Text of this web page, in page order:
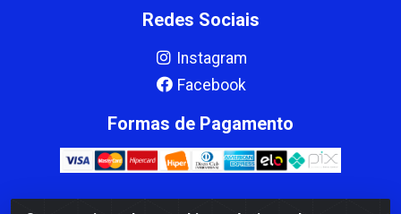
Redes Sociais
Instagram
Facebook
Formas de Pagamento